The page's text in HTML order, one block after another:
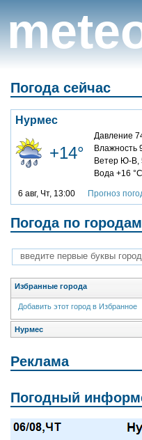
Погода сейчас
Нурмес
+14°
Давление
Влажность
Ветер Ю-В,
Вода +16 °C
6 авг, Чт, 13:00 Прогноз
Погода по городам
Избранные города
Добавить этот город в Избранное
Нурмес
Реклама
Погодный